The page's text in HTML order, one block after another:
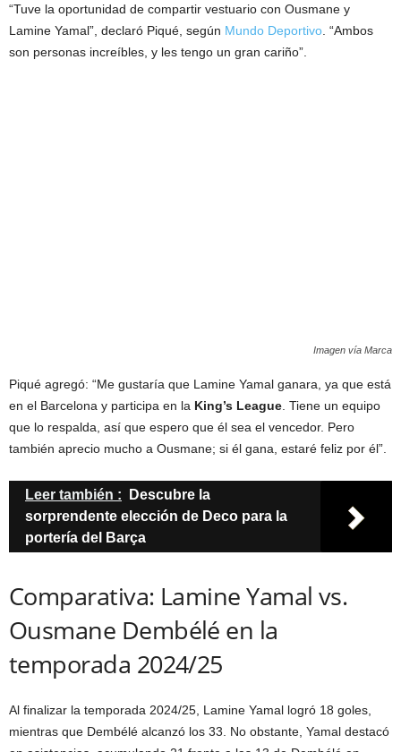
“Tuve la oportunidad de compartir vestuario con Ousmane y
Lamine Yamal”, declaró Piqué, según Mundo Deportivo . “Ambos
son personas increíbles, y les tengo un gran cariño”.
Imagen vía Marca
Piqué agregó: “Me gustaría que Lamine Yamal ganara, ya que está
en el Barcelona y participa en la King’s League . Tiene un equipo
que lo respalda, así que espero que él sea el vencedor. Pero
también aprecio mucho a Ousmane; si él gana, estaré feliz por él”.
Leer también :
Descubre la
sorprendente elección de Deco para la
portería del Barça
Comparativa: Lamine Yamal vs.
Ousmane Dembélé en la
temporada 2024/25
Al finalizar la temporada 2024/25, Lamine Yamal logró 18 goles,
mientras que Dembélé alcanzó los 33. No obstante, Yamal destacó